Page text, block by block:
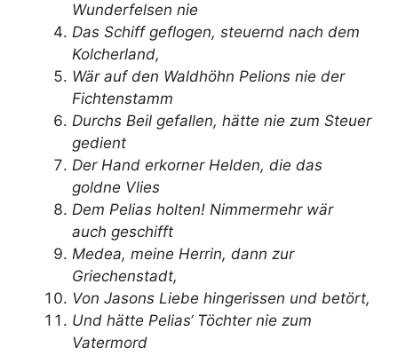
Wunderfelsen nie
Das Schiff geflogen, steuernd nach dem
Kolcherland,
Wär auf den Waldhöhn Pelions nie der
Fichtenstamm
Durchs Beil gefallen, hätte nie zum Steuer
gedient
Der Hand erkorner Helden, die das
goldne Vlies
Dem Pelias holten! Nimmermehr wär
auch geschifft
Medea, meine Herrin, dann zur
Griechenstadt,
Von Jasons Liebe hingerissen und betört,
Und hätte Pelias‘ Töchter nie zum
Vatermord